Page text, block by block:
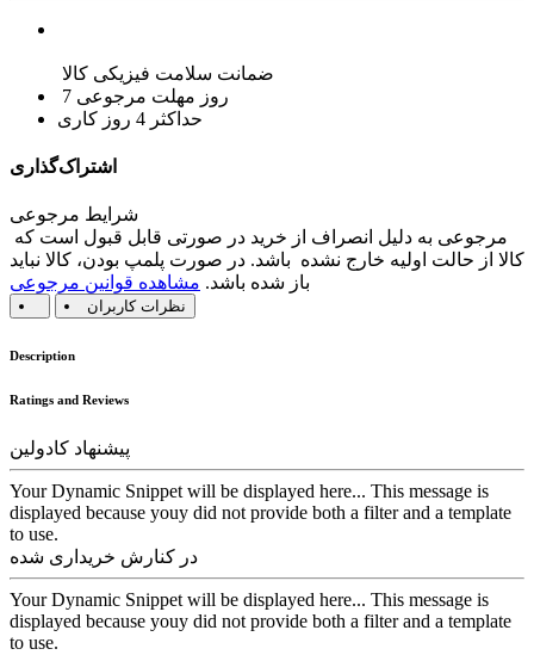
ضمانت سلامت فیزیکی کالا
7 روز مهلت مرجوعی
حداکثر 4 روز کاری
اشتراک‌گذاری
شرایط مرجوعی
کالا از حالت اولیه خارج نشده باشد. در صورت پلمپ بودن، کالا نباید
باز شده باشد. مشاهده قوانین مرجوعی
نظرات کاربران
Description
Ratings and Reviews
پیشنهاد کادولین
Your Dynamic Snippet will be displayed here... This message is
displayed because youy did not provide both a filter and a template
to use.
در کنارش خریداری شده
Your Dynamic Snippet will be displayed here... This message is
displayed because youy did not provide both a filter and a template
to use.